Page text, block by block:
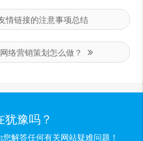
情链接的注意事项总结
络营销策划怎么做？
犹豫吗？
解答任何有关网站疑难问题！